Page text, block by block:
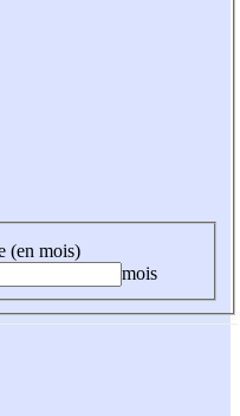
(en mois)
mois